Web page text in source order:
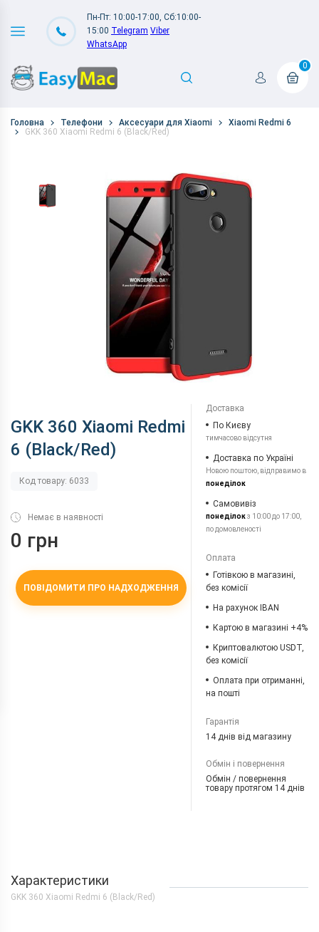
Пн-Пт: 10:00-17:00, Сб:10:00-
15:00 Telegram Viber
WhatsApp
0
Головна Телефони Аксесуари для Xiaomi
Xiaomi Redmi 6
GKK 360 Xiaomi Redmi 6 (Black/Red)
GKK 360 Xiaomi Redmi
6 (Black/Red)
Код товару: 6033
Немає в наявності
0 грн
ПОВІДОМИТИ ПРО НАДХОДЖЕННЯ
Доставка
По Києву
тимчасово відсутня
Доставка по Україні
Новою поштою, відправимо в
понеділок
Самовивіз
понеділокз 10:00 до 17:00,
по домовленості
Оплата
Готівкою в магазині,
без комісії
На рахунок IBAN
Картою в магазині +4%
Криптовалютою USDT,
без комісії
Оплата при отриманні,
на пошті
Гарантія
14 днів від магазину
Обмін і повернення
Обмін / повернення
товару протягом 14 днів
Характеристики
GKK 360 Xiaomi Redmi 6 (Black/Red)